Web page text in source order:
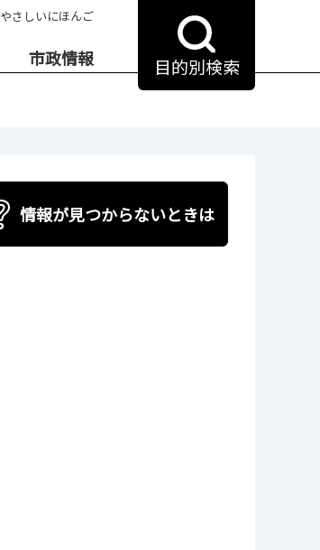
やさしいにほんご
市政情報 目的別検索
情報が見つからないときは